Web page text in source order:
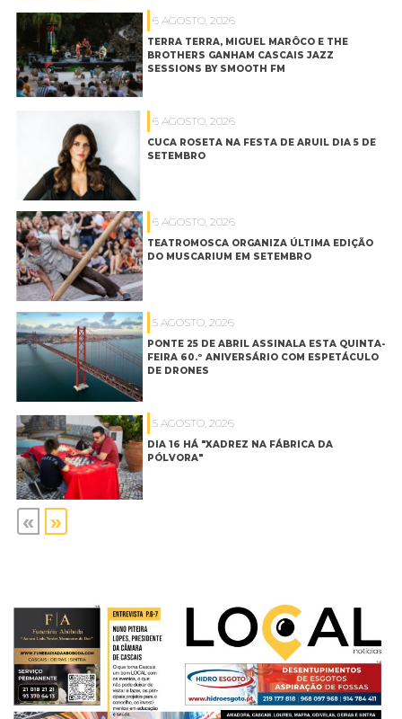
6 AGOSTO, 2026
TERRA TERRA, MIGUEL MARÔCO E THE
BROTHERS GANHAM CASCAIS JAZZ
SESSIONS BY SMOOTH FM
6 AGOSTO, 2026
CUCA ROSETA NA FESTA DE ARUIL DIA 5 DE
SETEMBRO
6 AGOSTO, 2026
TEATROMOSCA ORGANIZA ÚLTIMA EDIÇÃO
DO MUSCARIUM EM SETEMBRO
5 AGOSTO, 2026
PONTE 25 DE ABRIL ASSINALA ESTA QUINTA-
FEIRA 60.º ANIVERSÁRIO COM ESPETÁCULO
DE DRONES
5 AGOSTO, 2026
DIA 16 HÁ "XADREZ NA FÁBRICA DA
PÓLVORA"
« »